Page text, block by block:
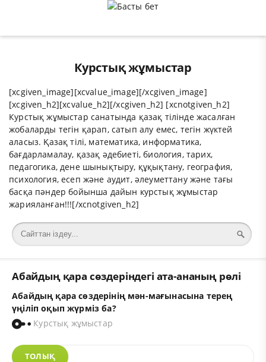
Курстық жұмыстар
[xcgiven_image][xcvalue_image][/xcgiven_image]
[xcgiven_h2][xcvalue_h2][/xcgiven_h2] [xcnotgiven_h2]
Курстық жұмыстар санатында қазақ тілінде жасалған
жобаларды тегін қарап, сатып алу емес, тегін жүктей
аласыз. Қазақ тілі, математика, информатика,
бағдарламалау, қазақ әдебиеті,биология, тарих,
педагогика,дене шынықтыру, құқықтану, география,
психология,есеп және аудит, әлеуметтанужәне тағы
басқа пәндер бойынша дайын курстық жұмыстар
жарияланған!!![/xcnotgiven_h2]
Абайдың қара сөздеріндегі ата-ананың рөлі
Абайдың қара сөздерінің мән-мағынасына терең
үңіліп оқып жүрміз ба?
Курстық жұмыстар
ТОЛЫҚ